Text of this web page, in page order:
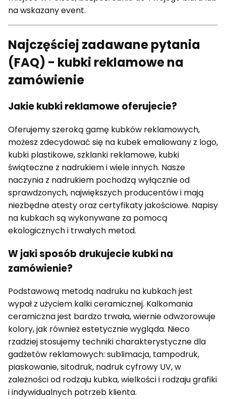
na wskazany event.
Najczęściej zadawane pytania
(FAQ) - kubki reklamowe na
zamówienie
Jakie kubki reklamowe oferujecie?
Oferujemy szeroką gamę kubków reklamowych,
możesz zdecydować się na kubek emaliowany z logo,
kubki plastikowe, szklanki reklamowe, kubki
świąteczne z nadrukiem i wiele innych. Nasze
naczynia z nadrukiem pochodzą wyłącznie od
sprawdzonych, największych producentów i mają
niezbędne atesty oraz certyfikaty jakościowe. Napisy
na kubkach są wykonywane za pomocą
ekologicznych i trwałych metod.
W jaki sposób drukujecie kubki na
zamówienie?
Podstawową metodą nadruku na kubkach jest
wypał z użyciem kalki ceramicznej. Kalkomania
ceramiczna jest bardzo trwała, wiernie odwzorowuje
kolory, jak również estetycznie wygląda. Nieco
rzadziej stosujemy techniki charakterystyczne dla
gadżetów reklamowych: sublimacja, tampodruk,
piaskowanie, sitodruk, nadruk cyfrowy UV, w
zależności od rodzaju kubka, wielkości i rodzaju grafiki
i indywidualnych potrzeb klienta.